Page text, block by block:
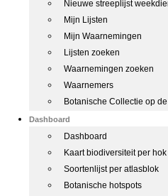
Nieuwe streeplijst
Mijn Lijsten
Mijn Waarnemingen
Lijsten zoeken
Waarnemingen zoeken
Waarnemers
Botanische Collectie op
Dashboard
Dashboard
Kaart biodiversiteit per hok
Soortenlijst per atlasblok
Botanische hotspots